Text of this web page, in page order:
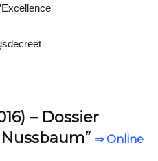
– Dossier
⇒ Online